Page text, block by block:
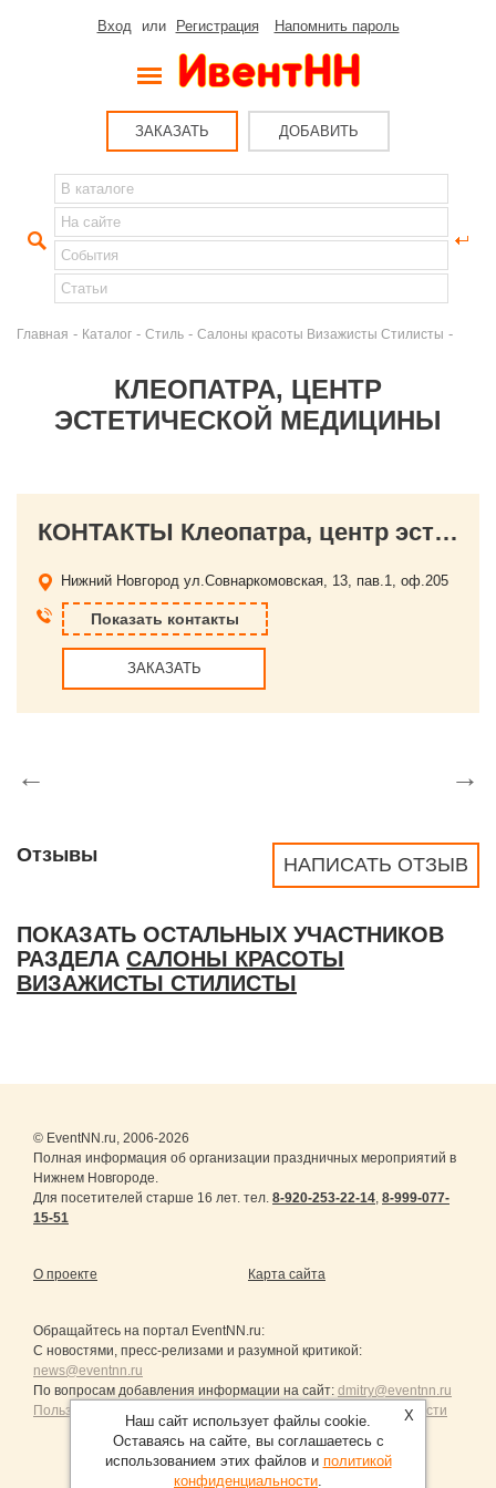
Вход или Регистрация Напомнить пароль
ЗАКАЗАТЬ ДОБАВИТЬ
Главная - Каталог - Стиль - Салоны красоты Визажисты Стилисты -
КЛЕОПАТРА, ЦЕНТР
ЭСТЕТИЧЕСКОЙ МЕДИЦИНЫ
КОНТАКТЫ Клеопатра, центр эстетической медицины
Нижний Новгород ул.Совнаркомовская, 13, пав.1, оф.205
Показать контакты
ЗАКАЗАТЬ
← →
НАПИСАТЬ ОТЗЫВ
Отзывы
ПОКАЗАТЬ ОСТАЛЬНЫХ УЧАСТНИКОВ
РАЗДЕЛА САЛОНЫ КРАСОТЫ
ВИЗАЖИСТЫ СТИЛИСТЫ
© EventNN.ru, 2006-2026
Полная информация об организации праздничных мероприятий в
Нижнем Новгороде.
Для посетителей старше 16 лет. тел. 8-920-253-22-14, 8-999-077-
15-51
О проекте Карта сайта
Обращайтесь на портал EventNN.ru:
С новостями, пресс-релизами и разумной критикой:
news@eventnn.ru
По вопросам добавления информации на сайт: dmitry@eventnn.ru
Пользовательское Соглашение и политика конфиденциальности
X
Наш сайт использует файлы cookie.
Оставаясь на сайте, вы соглашаетесь с
использованием этих файлов и политикой
конфиденциальности.